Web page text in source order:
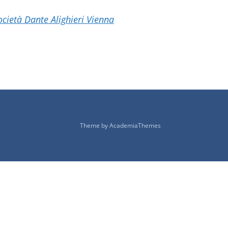
Dante Alighieri Vienna
Theme byAcademiaThemes